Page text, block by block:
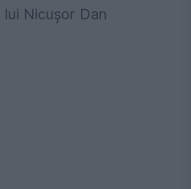
lui Nicușor Dan